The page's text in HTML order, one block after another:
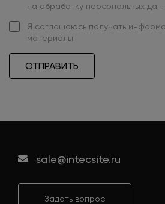
на обработку персональных
Я соглашаюсь получать
материалы
ОТПРАВИТЬ
sale@intecsite.ru
Задать вопрос